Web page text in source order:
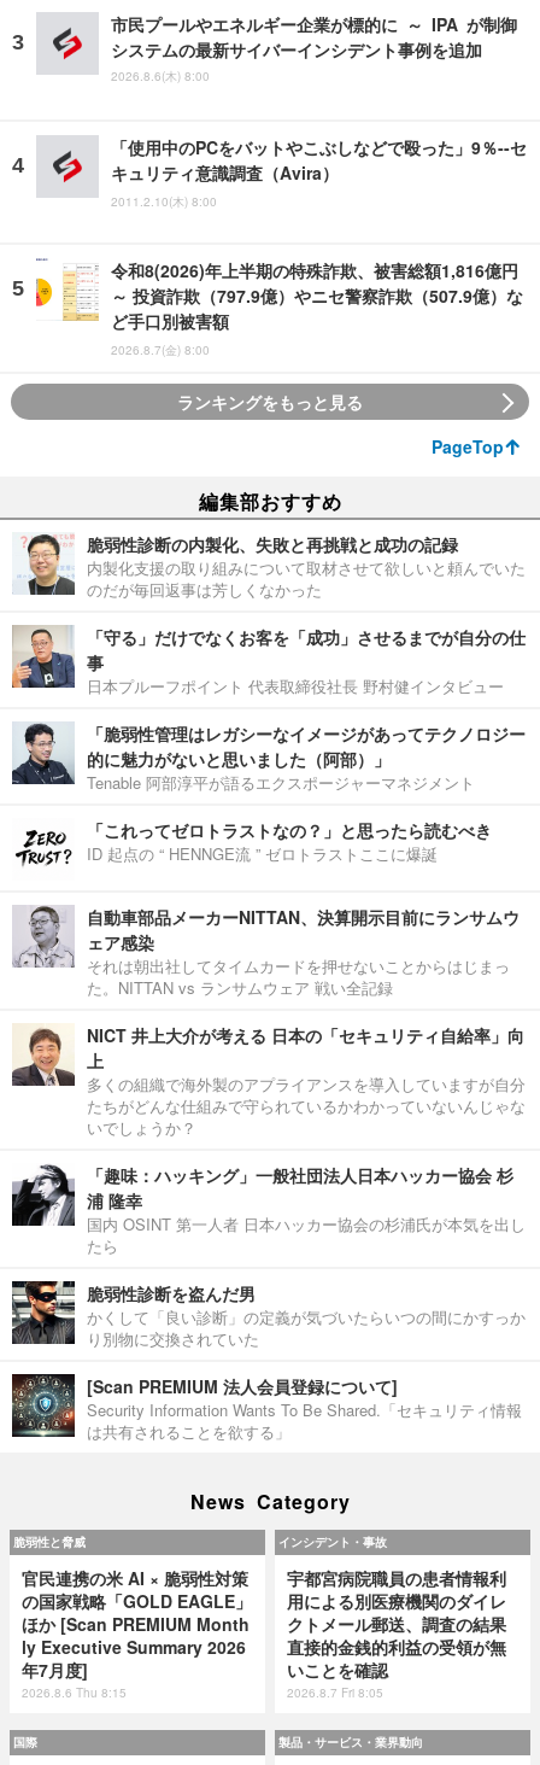
市民プールやエネルギー企業が標的に ～ IPA が制御
システムの最新サイバーインシデント事例を追加
2026.8.6(木) 8:00
「使用中のPCをバットやこぶしなどで殴った」9％--セ
キュリティ意識調査（Avira）
2011.2.10(木) 8:00
令和8(2026)年上半期の特殊詐欺、被害総額1,816億円
～ 投資詐欺（797.9億）やニセ警察詐欺（507.9億）な
ど手口別被害額
2026.8.7(金) 8:00
ランキングをもっと見る
PageTop
編集部おすすめ
脆弱性診断の内製化、失敗と再挑戦と成功の記録
内製化支援の取り組みについて取材させて欲しいと頼んでいた
のだが毎回返事は芳しくなかった
「守る」だけでなくお客を「成功」させるまでが自分の仕
事
日本プルーフポイント 代表取締役社長 野村健インタビュー
「脆弱性管理はレガシーなイメージがあってテクノロジー
的に魅力がないと思いました（阿部）」
Tenable 阿部淳平が語るエクスポージャーマネジメント
「これってゼロトラストなの？」と思ったら読むべき
ID 起点の “ HENNGE流 ” ゼロトラストここに爆誕
自動車部品メーカーNITTAN、決算開示目前にランサムウ
ェア感染
それは朝出社してタイムカードを押せないことからはじまっ
た。NITTAN vs ランサムウェア 戦い全記録
NICT 井上大介が考える 日本の「セキュリティ自給率」向
上
多くの組織で海外製のアプライアンスを導入していますが自分
たちがどんな仕組みで守られているかわかっていないんじゃな
いでしょうか？
「趣味：ハッキング」一般社団法人日本ハッカー協会 杉
浦 隆幸
国内 OSINT 第一人者 日本ハッカー協会の杉浦氏が本気を出し
たら
脆弱性診断を盗んだ男
かくして「良い診断」の定義が気づいたらいつの間にかすっか
り別物に交換されていた
[Scan PREMIUM 法人会員登録について]
Security Information Wants To Be Shared.「セキュリティ情報
は共有されることを欲する」
News Category
脆弱性と脅威
官民連携の米 AI × 脆弱性対策
の国家戦略「GOLD EAGLE」
ほか [Scan PREMIUM Month
ly Executive Summary 2026
年7月度]
2026.8.6 Thu 8:15
インシデント・事故
宇都宮病院職員の患者情報利
用による別医療機関のダイレ
クトメール郵送、調査の結果
直接的金銭的利益の受領が無
いことを確認
2026.8.7 Fri 8:05
国際 製品・サービス・業界動向